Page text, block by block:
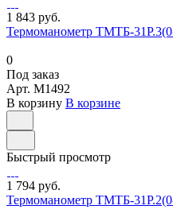
1 843 руб.
Термоманометр ТМТБ-
0
Под заказ
Арт. M1492
В корзину В корзине
Быстрый просмотр
1 794 руб.
Термоманометр ТМТБ-